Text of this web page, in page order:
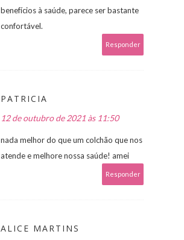
benefícios à saúde, parece ser bastante
confortável.
Responder
PATRICIA
12 de outubro de 2021 às 11:50
nada melhor do que um colchão que nos
atende e melhore nossa saúde! amei
Responder
ALICE MARTINS